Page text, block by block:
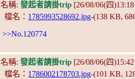
名稱: 發起者請掛trip [26/08/06(四
檔名： 1785993528692.jpg-(138 KB,
>>No.120774
名稱: 發起者請掛trip [26/08/06(四
檔名： 1786002178703.jpg-(101 KB,